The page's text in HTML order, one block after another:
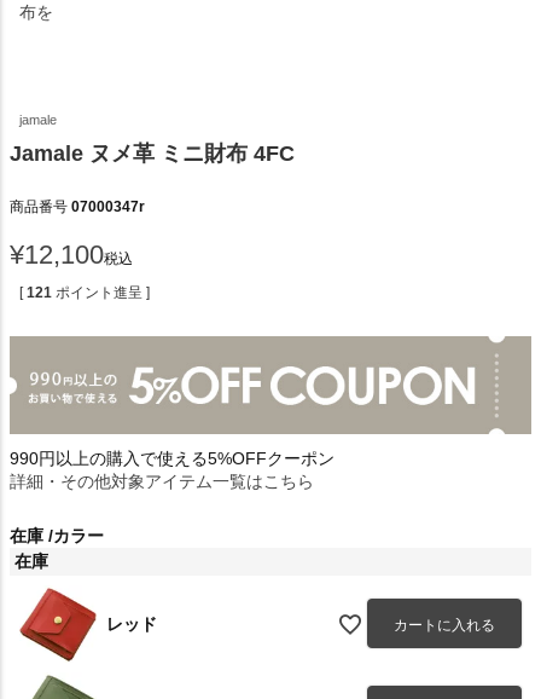
布を
jamale
Jamale ヌメ革 ミニ財布 4FC
商品番号 07000347r
¥12,100税込
[ 121 ポイント進呈 ]
990円以上の購入で使える5%OFFクーポン
詳細・その他対象アイテム一覧はこちら
在庫 カラー
在庫
レッド カートに入れる